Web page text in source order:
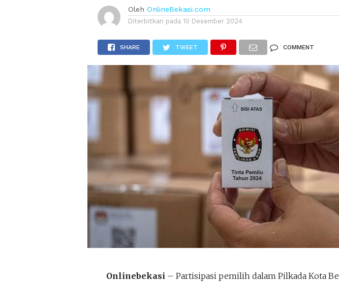
Oleh OnlineBekasi.com
Diterbitkan pada 10 Desember 2024
SHARE TWEET COMMENT
Onlinebekasi – Partisipasi pemilih dalam Pilkada Kota